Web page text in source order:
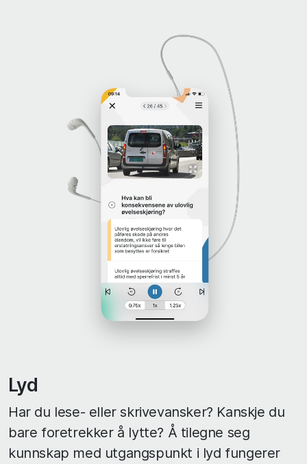
Lyd
Har du lese- eller skrivevansker? Kanskje du
bare foretrekker å lytte? Å tilegne seg
kunnskap med utgangspunkt i lyd fungerer